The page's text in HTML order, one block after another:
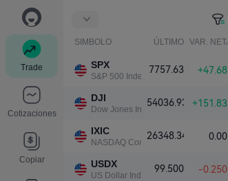
Trade
Cotizaciones
Copiar
SIMBOLO ÚLTIMO VAR. NETA
SPX
S&P 500 Index
7757.63 +47.68
DJI
Dow Jones Industrial Average
54036.93 +151.83
IXIC
NASDAQ Composite Index
26348.34 0.00
USDX
US Dollar Index
99.500 -0.250